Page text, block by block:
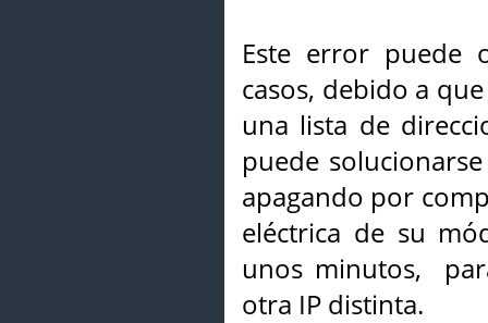
Este error puede
casos, debido a
una lista de
puede
apagando por
eléctrica de su
unos minutos,
otra IP distinta.